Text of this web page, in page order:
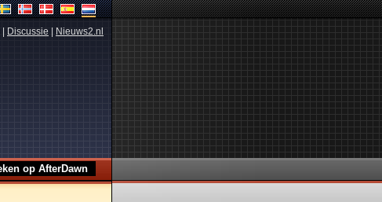
Discussie Nieuws2.nl